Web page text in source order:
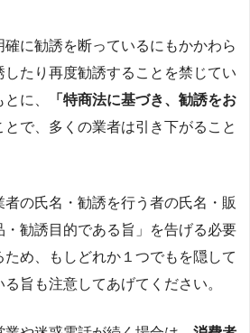
に勧誘を断っているにもかかわら
たり再度勧誘することを禁じてい
に、
「特商法に基づき、勧誘をお
とで、多くの業者は引き下がること
者の氏名・勧誘を行う者の氏名・販
勧誘目的である旨」を告げる必要
め、もしどれか１つでもを隠して
旨も注意してあげてください。